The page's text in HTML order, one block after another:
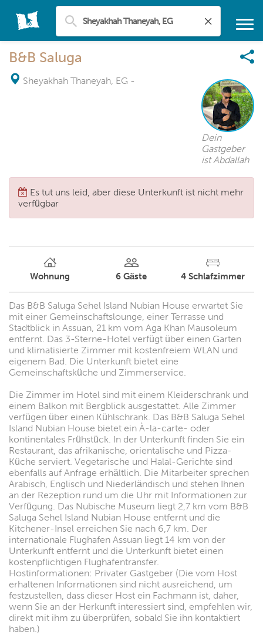
B&B Saluga
Sheyakhah Thaneyah, EG -
Dein
Gastgeber
ist Abdallah
Es tut uns leid, aber diese Unterkunft ist nicht mehr
verfügbar
Wohnung 6 Gäste 4 Schlafzimmer
Das B&B Saluga Sehel Island Nubian House erwartet Sie
mit einer Gemeinschaftslounge, einer Terrasse und
Stadtblick in Assuan, 21 km vom Aga Khan Mausoleum
entfernt. Das 3-Sterne-Hotel verfügt über einen Garten
und klimatisierte Zimmer mit kostenfreiem WLAN und
eigenem Bad. Die Unterkunft bietet eine
Gemeinschaftsküche und Zimmerservice.
Die Zimmer im Hotel sind mit einem Kleiderschrank und
einem Balkon mit Bergblick ausgestattet. Alle Zimmer
verfügen über einen Kühlschrank. Das B&B Saluga Sehel
Island Nubian House bietet ein À-la-carte- oder
kontinentales Frühstück. In der Unterkunft finden Sie ein
Restaurant, das afrikanische, orientalische und Pizza-
Küche serviert. Vegetarische und Halal-Gerichte sind
ebenfalls auf Anfrage erhältlich. Die Mitarbeiter sprechen
Arabisch, Englisch und Niederländisch und stehen Ihnen
an der Rezeption rund um die Uhr mit Informationen zur
Verfügung. Das Nubische Museum liegt 2,7 km vom B&B
Saluga Sehel Island Nubian House entfernt und die
Kitchener-Insel erreichen Sie nach 6,7 km. Der
internationale Flughafen Assuan liegt 14 km von der
Unterkunft entfernt und die Unterkunft bietet einen
kostenpflichtigen Flughafentransfer.
Hostinformationen: Privater Gastgeber (Die vom Host
erhaltenen Informationen sind nicht ausreichend, um
festzustellen, dass dieser Host ein Fachmann ist, daher,
wenn Sie an der Herkunft interessiert sind, empfehlen wir,
direkt mit ihm zu überprüfen, sobald Sie ihn kontaktiert
haben.)